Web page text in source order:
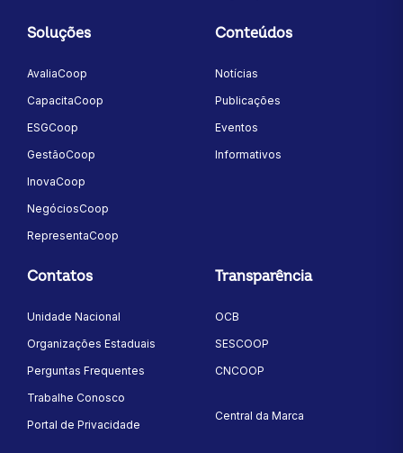
Soluções
AvaliaCoop
CapacitaCoop
ESGCoop
GestãoCoop
InovaCoop
NegóciosCoop
RepresentaCoop
Conteúdos
Notícias
Publicações
Eventos
Informativos
Contatos
Unidade Nacional
Organizações Estaduais
Perguntas Frequentes
Trabalhe Conosco
Portal de Privacidade
Transparência
OCB
SESCOOP
CNCOOP
Central da Marca